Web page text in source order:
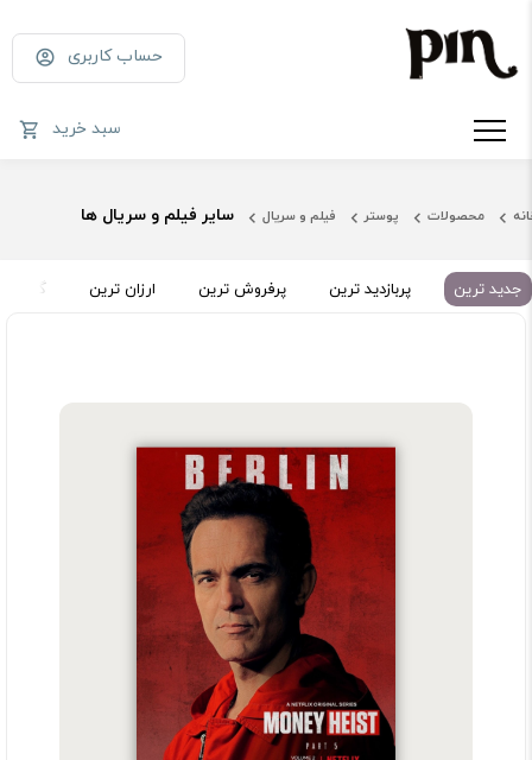
حساب کاربری
سبد خرید
محصولات پوستر فیلم و سریال سایر فیلم و سریال ها
جدید ترین پربازدید ترین پرفروش ترین ارزان ترین گران